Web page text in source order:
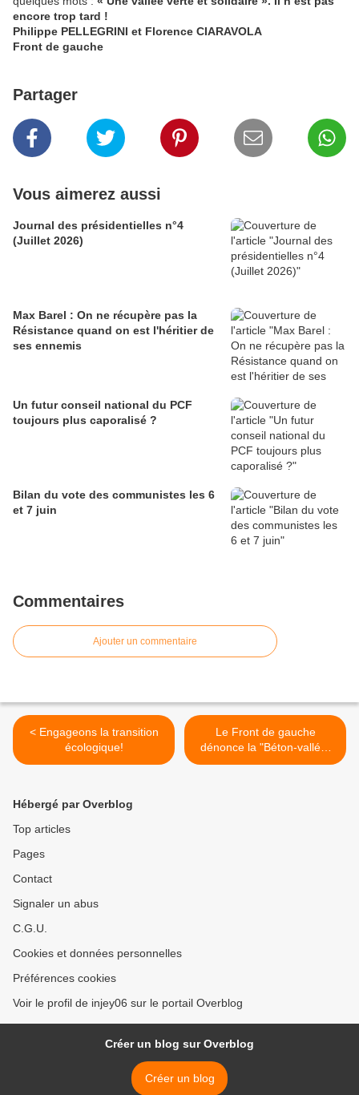
encore trop tard !
Philippe PELLEGRINI et Florence CIARAVOLA
Front de gauche
Partager
Vous aimerez aussi
Journal des présidentielles n°4
(Juillet 2026)
Max Barel : On ne récupère pas la
Résistance quand on est l'héritier de
ses ennemis
Un futur conseil national du PCF
toujours plus caporalisé ?
Bilan du vote des communistes les 6
et 7 juin
Commentaires
Ajouter un commentaire
< Engageons la transition
écologique!
Le Front de gauche
dénonce la "Béton-vallée"
(Nice matin) >
Hébergé par Overblog
Top articles
Pages
Contact
Signaler un abus
C.G.U.
Cookies et données personnelles
Préférences cookies
Voir le profil de injey06 sur le portail Overblog
Créer un blog sur Overblog
Créer un blog